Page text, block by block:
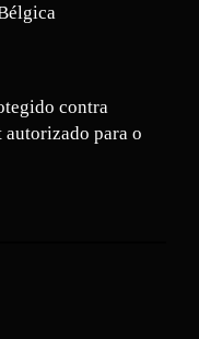
contra
autorizado para o